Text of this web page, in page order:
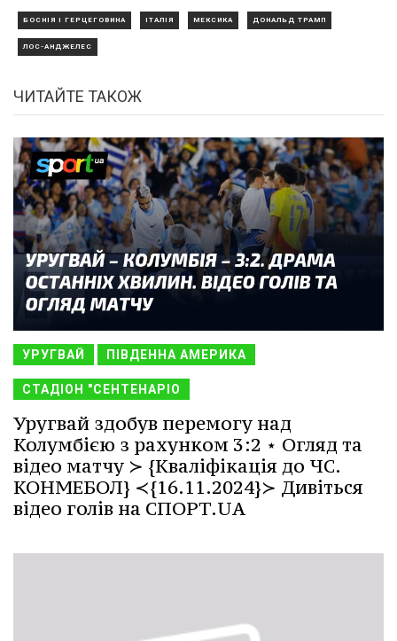
БОСНІЯ І ГЕРЦЕГОВИНА ІТАЛІЯ МЕКСИКА ДОНАЛЬД ТРАМП
ЛОС-АНДЖЕЛЕС
ЧИТАЙТЕ ТАКОЖ
УРУГВАЙ ПІВДЕННА АМЕРИКА
СТАДІОН "СЕНТЕНАРІО
Уругвай здобув перемогу над
Колумбією з рахунком 3:2 ⋆ Огляд та
відео матчу ≻ {Кваліфікація до ЧС.
КОНМЕБОЛ} ≺{16.11.2024}≻ Дивіться
відео голів на СПОРТ.UA